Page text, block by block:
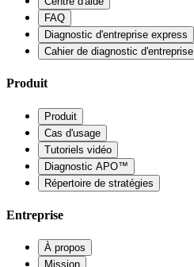
FAQ
Diagnostic d'entreprise express
Cahier de diagnostic d'entreprise
Produit
Produit
Cas d'usage
Tutoriels vidéo
Diagnostic APO™
Répertoire de stratégies
Entreprise
À propos
Mission